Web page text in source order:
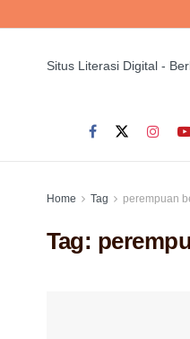
Situs Literasi Digital -
Home Tag perempuan
Tag: